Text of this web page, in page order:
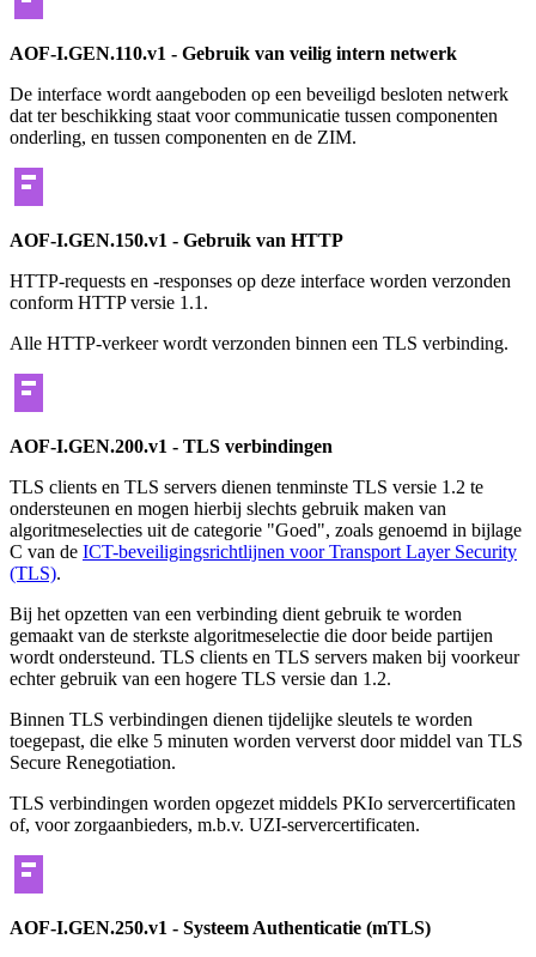
AOF-I.GEN.110.v1 - Gebruik van veilig intern netwerk
De interface wordt aangeboden op een beveiligd besloten netwerk
dat ter beschikking staat voor communicatie tussen componenten
onderling, en tussen componenten en de ZIM.
AOF-I.GEN.150.v1 - Gebruik van HTTP
HTTP-requests en -responses op deze interface worden verzonden
conform HTTP versie 1.1.
Alle HTTP-verkeer wordt verzonden binnen een TLS verbinding.
AOF-I.GEN.200.v1 - TLS verbindingen
TLS clients en TLS servers dienen tenminste TLS versie 1.2 te
ondersteunen en mogen hierbij slechts gebruik maken van
algoritmeselecties uit de categorie "Goed", zoals genoemd in bijlage
C van de ICT-beveiligingsrichtlijnen voor Transport Layer Security
(TLS).
Bij het opzetten van een verbinding dient gebruik te worden
gemaakt van de sterkste algoritmeselectie die door beide partijen
wordt ondersteund. TLS clients en TLS servers maken bij voorkeur
echter gebruik van een hogere TLS versie dan 1.2.
Binnen TLS verbindingen dienen tijdelijke sleutels te worden
toegepast, die elke 5 minuten worden ververst door middel van TLS
Secure Renegotiation.
TLS verbindingen worden opgezet middels PKIo servercertificaten
of, voor zorgaanbieders, m.b.v. UZI-servercertificaten.
AOF-I.GEN.250.v1 - Systeem Authenticatie (mTLS)